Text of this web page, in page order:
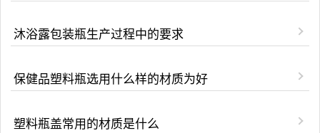
沐浴露包装瓶生产过程中的要求
保健品塑料瓶选用什么样的材质为好
塑料瓶盖常用的材质是什么